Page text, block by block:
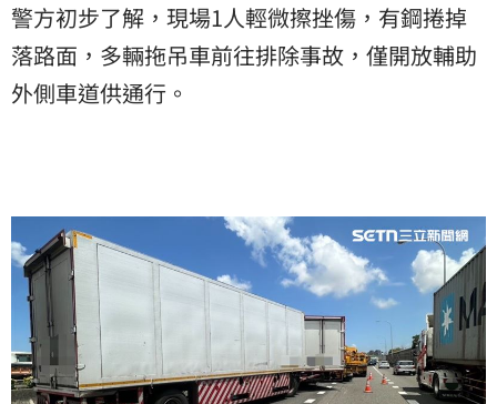
警方初步了解，現場1人輕微擦挫傷，有鋼捲掉
落路面，多輛拖吊車前往排除事故，僅開放輔助
外側車道供通行。